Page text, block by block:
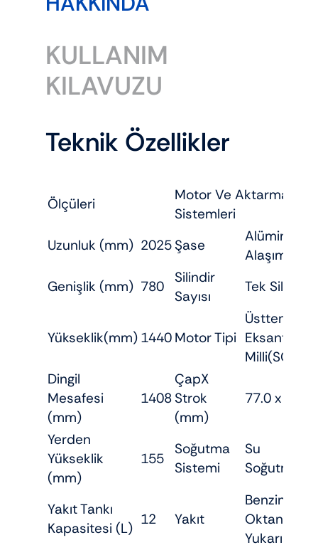
KULLANIM
KILAVUZU
Teknik Özellikler
Ölçüleri
Motor Ve Aktarma
Sistemleri
Uzunluk (mm) 2025Şase
Alüminyum
Alaşım
Genişlik (mm) 780
Silindir
Sayısı
Tek Silindir
Yükseklik(mm) 1440 Motor Tipi
Üstten Tek
Eksantrik
Milli(SOHC)
Dingil
Mesafesi
(mm)
1408
ÇapX
Strok
(mm)
77.0 x 74.9
Yerden
Yükseklik
(mm)
155
Soğutma
Sistemi
Su
Soğutma
Yakıt Tankı
Kapasitesi (L)
12 Yakıt
Benzin / 95
Oktan ve
Yukarısı